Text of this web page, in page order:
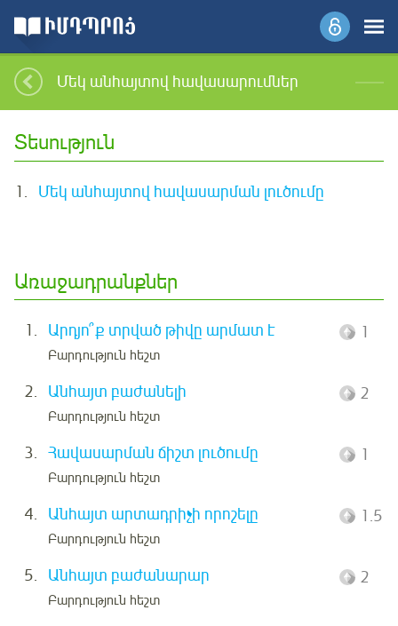
Մեկ անհայտով հավասարումներ
Տեսություն
1. Մեկ անհայտով հավասարման լուծումը
Առաջադրանքներ
1. Արդյո՞ք տրված թիվը արմատ է
Բարդություն հեշտ
1
2. Անհայտ բաժանելի
Բարդություն հեշտ
2
3. Հավասարման ճիշտ լուծումը
Բարդություն հեշտ
1
4. Անհայտ արտադրիչի որոշելը
Բարդություն հեշտ
1.5
5. Անհայտ բաժանարար
Բարդություն հեշտ
2